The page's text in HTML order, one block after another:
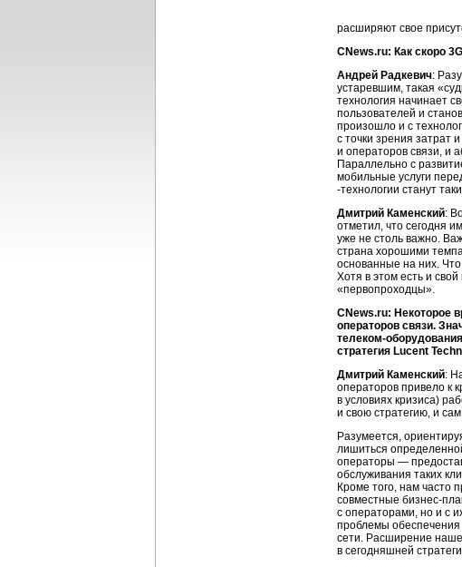
расширяют свое
CNews.ru: Как скоро 3
Андрей Радкевич:
устаревшим, такая
технология начинает
пользователей и
произошло и с
с точки зрения затрат
и операторов связи, и
Параллельно с
мобильные услуги
-технологии станут
Дмитрий Каменский:
отметил, что сегодня
уже не столь важно.
страна хорошими
основанные на них.
Хотя в этом есть и
«первопроходцы».
CNews.ru: Некоторое
операторов связи.
телеком-оборудования
стратегия Lucent
Дмитрий Каменский:
операторов привело к
в условиях кризиса)
и свою стратегию, и
Разумеется,
лишиться
операторы —
обслуживания таких
Кроме того, нам часто
совместные бизнес-
с операторами, но и с
проблемы обеспечения
сети. Расширение
в сегодняшней